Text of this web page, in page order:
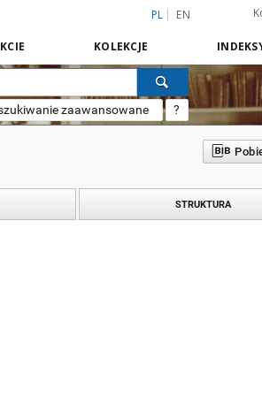
PL EN
KOLEKCJE
zaawansowane ?
STRUKTURA